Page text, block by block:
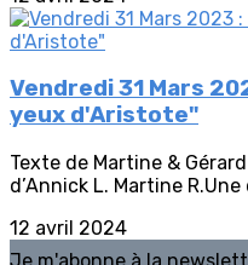
Vendredi 31 Mars
yeux d'Aristote"
Texte de Martine &
d’Annick L. Martine
12 avril 2024